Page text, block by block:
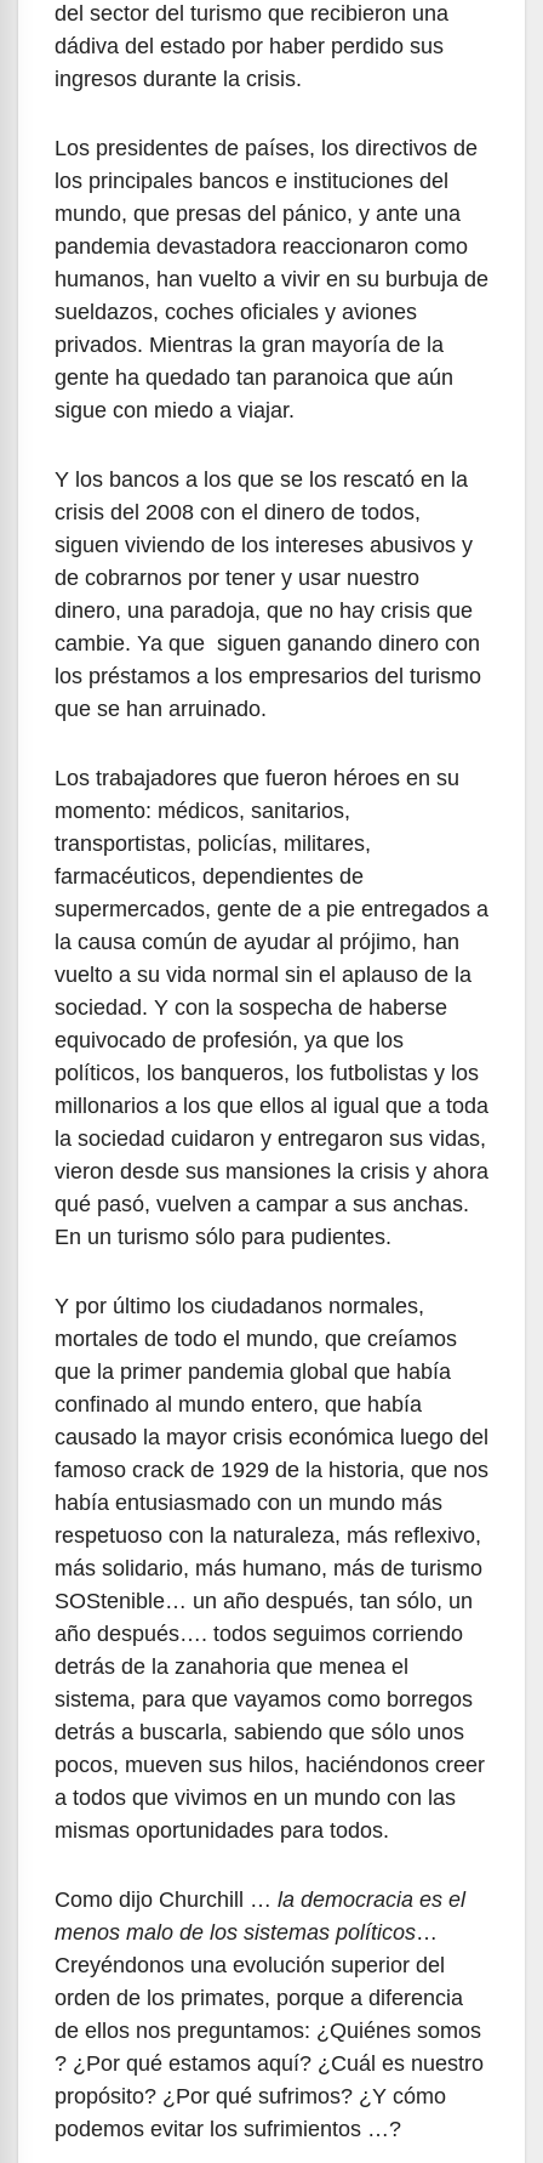
del sector del turismo que recibieron una
dádiva del estado por haber perdido sus
ingresos durante la crisis.
Los presidentes de países, los directivos de
los principales bancos e instituciones del
mundo, que presas del pánico, y ante una
pandemia devastadora reaccionaron como
humanos, han vuelto a vivir en su burbuja de
sueldazos, coches oficiales y aviones
privados. Mientras la gran mayoría de la
gente ha quedado tan paranoica que aún
sigue con miedo a viajar.
Y los bancos a los que se los rescató en la
crisis del 2008 con el dinero de todos,
siguen viviendo de los intereses abusivos y
de cobrarnos por tener y usar nuestro
dinero, una paradoja, que no hay crisis que
cambie. Ya que siguen ganando dinero con
los préstamos a los empresarios del turismo
que se han arruinado.
Los trabajadores que fueron héroes en su
momento: médicos, sanitarios,
transportistas, policías, militares,
farmacéuticos, dependientes de
supermercados, gente de a pie entregados a
la causa común de ayudar al prójimo, han
vuelto a su vida normal sin el aplauso de la
sociedad. Y con la sospecha de haberse
equivocado de profesión, ya que los
políticos, los banqueros, los futbolistas y los
millonarios a los que ellos al igual que a toda
la sociedad cuidaron y entregaron sus vidas,
vieron desde sus mansiones la crisis y ahora
qué pasó, vuelven a campar a sus anchas.
En un turismo sólo para pudientes.
Y por último los ciudadanos normales,
mortales de todo el mundo, que creíamos
que la primer pandemia global que había
confinado al mundo entero, que había
causado la mayor crisis económica luego del
famoso crack de 1929 de la historia, que nos
había entusiasmado con un mundo más
respetuoso con la naturaleza, más reflexivo,
más solidario, más humano, más de turismo
SOStenible… un año después, tan sólo, un
año después…. todos seguimos corriendo
detrás de la zanahoria que menea el
sistema, para que vayamos como borregos
detrás a buscarla, sabiendo que sólo unos
pocos, mueven sus hilos, haciéndonos creer
a todos que vivimos en un mundo con las
mismas oportunidades para todos.
Como dijo Churchill … la democracia es el
menos malo de los sistemas políticos…
Creyéndonos una evolución superior del
orden de los primates, porque a diferencia
de ellos nos preguntamos: ¿Quiénes somos
? ¿Por qué estamos aquí? ¿Cuál es nuestro
propósito? ¿Por qué sufrimos? ¿Y cómo
podemos evitar los sufrimientos …?